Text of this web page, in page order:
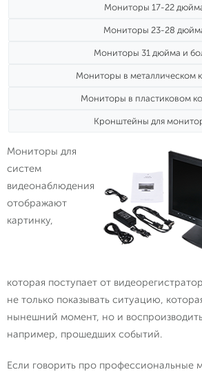
Мониторы 17-22
Мониторы 23-28
Мониторы 31 дюйма и
Мониторы в металлическом
Мониторы в пластиковом
Кронштейны для
Мониторы для
систем
видеонаблюдения
отображают
картинку,
которая поступает от
не только показывать ситуацию,
нынешний момент, но и
например, прошедших событий.
Если говорить про профессиональные